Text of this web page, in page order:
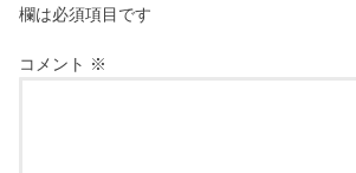
欄は必須項目です
コメント ※